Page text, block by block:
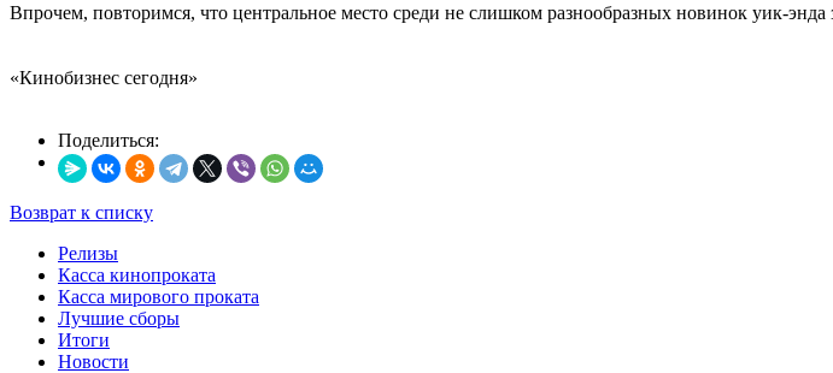
Впрочем, повторимся, что центральное место среди не слишком разнообразных новинок уик-
«Кинобизнес сегодня»
Поделиться:
Возврат к списку
Релизы
Касса кинопроката
Касса мирового проката
Лучшие сборы
Итоги
Новости